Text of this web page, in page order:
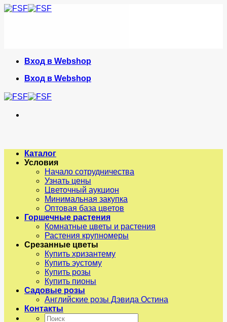
Skip
Вход в Webshop
Вход в Webshop
Каталог
Условия
Начало сотрудничества
Узнать цены
Цветочный аукцион
Минимальная закупка
Оптовая база цветов
Горшечные растения
Комнатные цветы и растения
Растения крупномеры
Срезанные цветы
Купить хризантему
Купить эустому
Купить розы
Купить пионы
Садовые розы
Английские розы Дэвида Остина
Контакты
Искать: